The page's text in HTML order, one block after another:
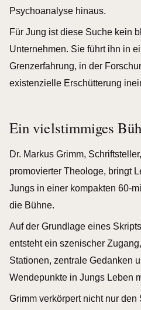
Psychoanalyse hinaus.
Für Jung ist diese Suche kein
Unternehmen. Sie führt ihn in
Grenzerfahrung, in der
existenzielle Erschütterung
Ein vielstimmiges
Dr. Markus Grimm,
promovierter Theologe, bringt
Jungs in einer kompakten 60-
die Bühne.
Auf der Grundlage eines
entsteht ein szenischer
Stationen, zentrale Gedanken
Wendepunkte in Jungs Leben
Grimm verkörpert nicht nur den